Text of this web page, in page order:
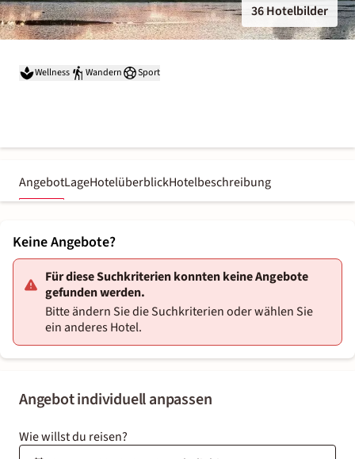
36 Hotelbilder
Wellness Wandern Sport
AngebotLageHotelüberblickHotelbeschreibung
Angebot individuell anpassen
Wie willst du reisen?
Keine Angebote?
Für diese Suchkriterien konnten keine Angebote
gefunden werden.
Bitte ändern Sie die Suchkriterien oder wählen Sie
ein anderes Hotel.